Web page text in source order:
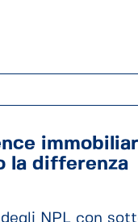
la differenza
NPL con